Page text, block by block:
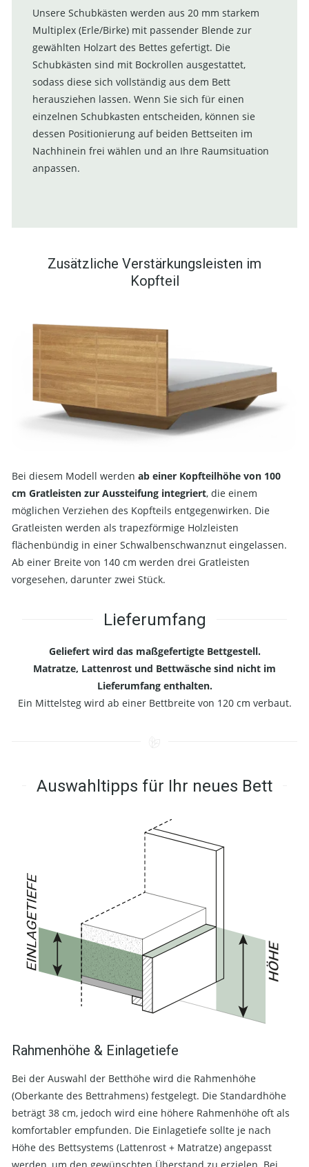
Unsere Schubkästen werden aus 20 mm starkem
Multiplex (Erle/Birke) mit passender Blende zur
gewählten Holzart des Bettes gefertigt. Die
Schubkästen sind mit Bockrollen ausgestattet,
sodass diese sich vollständig aus dem Bett
herausziehen lassen. Wenn Sie sich für einen
einzelnen Schubkasten entscheiden, können sie
dessen Positionierung auf beiden Bettseiten im
Nachhinein frei wählen und an Ihre Raumsituation
anpassen.
Zusätzliche Verstärkungsleisten im
Kopfteil
Bei diesem Modell werden ab einer Kopfteilhöhe von 100
cm Gratleisten zur Aussteifung integriert, die einem
möglichen Verziehen des Kopfteils entgegenwirken. Die
Gratleisten werden als trapezförmige Holzleisten
flächenbündig in einer Schwalbenschwanznut eingelassen.
Ab einer Breite von 140 cm werden drei Gratleisten
vorgesehen, darunter zwei Stück.
Lieferumfang
Geliefert wird das maßgefertigte Bettgestell.
Matratze, Lattenrost und Bettwäsche sind nicht im
Lieferumfang enthalten.
Ein Mittelsteg wird ab einer Bettbreite von 120 cm verbaut.
Auswahltipps für Ihr neues Bett
Rahmenhöhe & Einlagetiefe
Bei der Auswahl der Betthöhe wird die Rahmenhöhe
(Oberkante des Bettrahmens) festgelegt. Die Standardhöhe
beträgt 38 cm, jedoch wird eine höhere Rahmenhöhe oft als
komfortabler empfunden. Die Einlagetiefe sollte je nach
Höhe des Bettsystems (Lattenrost + Matratze) angepasst